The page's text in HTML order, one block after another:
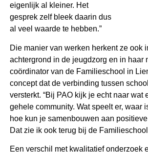
eigenlijk al kleiner. Het
gesprek zelf bleek daarin dus
al veel waarde te hebben.”
Die manier van werken herkent ze ook
achtergrond in de jeugdzorg en in haar
coördinator van de Familieschool in
concept dat de verbinding tussen
versterkt. “Bij PAO kijk je echt naar wat
gehele community. Wat speelt er, waar
hoe kun je samenbouwen aan
Dat zie ik ook terug bij de
Een verschil met kwalitatief onderzoek